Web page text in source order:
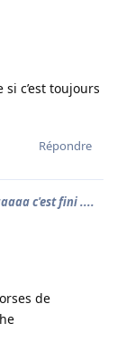
c’est toujours
Répondre
c'est fini ....
de